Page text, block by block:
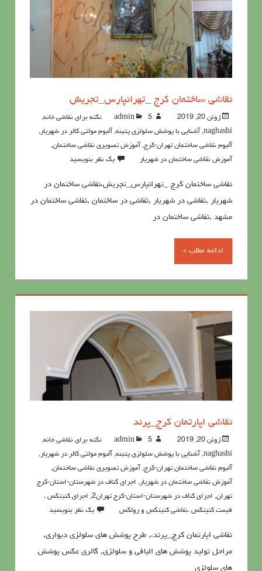
نقاشی ساختمان کرج _تهرانپارس_تجریش
ژوئن 20, 2019 admin 5نکته برای نقاشی خانه
,
naghashi
, آشنايي با پوشش سلولزي پتينه, آلبوم مولتی کالر در شهریار ,
آلبوم نقاشی ساختمان تهران-کرج, آموزش تصویری نقاشی ساختمان,
آموزش نقاشی ساختمان در شهریار
یک نظر بنویسید
نقاشی ساختمان کرج _تهرانپارس_تجریش،نقاشی ساختمان در
شهریار ,نقاشی در شهریار ,نقاشی در ساختمان ,نقاشی ساختمان در
مشهد ,نقاشی ساختمان در
ادامه مطلب »
نقاشی اپارتمان کرج_پرند
ژوئن 20, 2019 admin 5نکته برای نقاشی خانه
,
naghashi
, آشنايي با پوشش سلولزي پتينه, آلبوم مولتی کالر در شهریار,
آلبوم نقاشی ساختمان تهران-کرج, آموزش تصویری نقاشی ساختمان,
آموزش نقاشی ساختمان در شهریار, اجرای کناف در شهرستان-استان-کرج
تهران, اجرای کناف در شهرستان-استان-کرج تهران2 , اجرای کنیتکس ،
قیمت کنیتکس ،نقاشي كنيتكس و رولكس
یک نظر بنویسید
نقاشی اپارتمان کرج_پرند،, طرح پوشش های سلولزی دیواری,
مراحل تولید پوشش های الیافی و سلولزی, گالری عکس پوشش
های سلولزی